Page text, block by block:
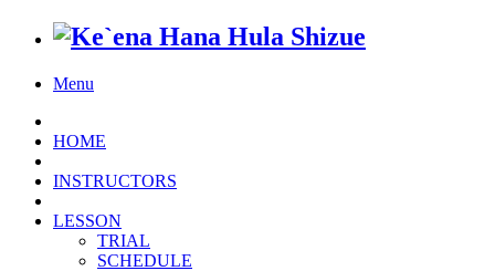
Menu
HOME
INSTRUCTORS
LESSON
TRIAL
SCHEDULE